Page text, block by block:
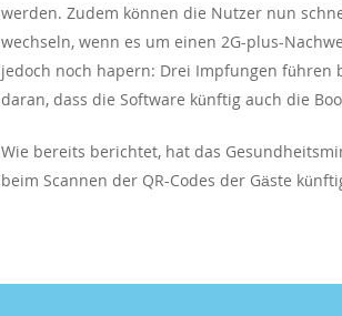
werden. Zudem können die Nutzer nun
wechseln, wenn es um einen 2G-plus-
jedoch noch hapern: Drei Impfungen führen
daran, dass die Software künftig auch die
Wie bereits berichtet, hat das
beim Scannen der QR-Codes der Gäste